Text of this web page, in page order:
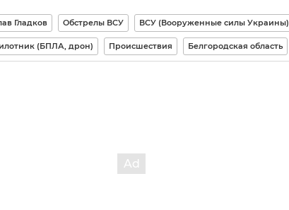
Гладков Обстрелы ВСУ ВСУ (Вооруженные силы Украины)
(БПЛА, дрон) Происшествия Белгородская область